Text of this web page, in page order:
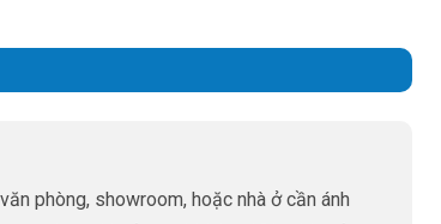
phòng, showroom, hoặc nhà ở cần ánh